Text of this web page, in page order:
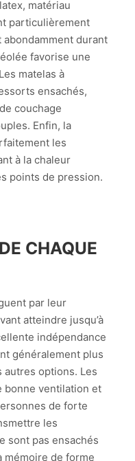
matériau
particulièrement
durant
favorise une
matelas à
ensachés,
couchage
Enfin, la
les
à la chaleur
points de pression.
CHAQUE
par leur
atteindre jusqu’à
indépendance
généralement plus
options. Les
bonne ventilation et
de forte
les
sont pas ensachés
mémoire de forme